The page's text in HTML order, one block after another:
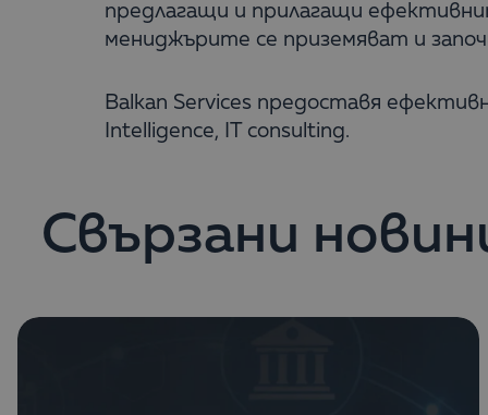
предлагащи и прилагащи
мениджърите се приземяват и
Balkan Services предоставя
Intelligence, IT consulting.
Свързани